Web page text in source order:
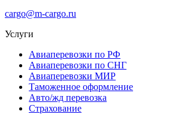
cargo@m-cargo.ru
Услуги
Авиаперевозки по РФ
Авиаперевозки по СНГ
Авиаперевозки МИР
Таможенное оформление
Авто/жд перевозка
Страхование